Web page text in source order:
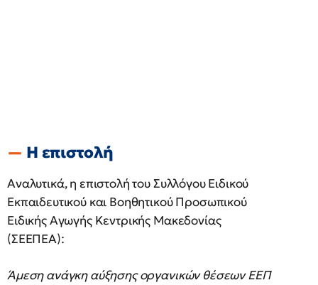
Η επιστολή
Αναλυτικά, η επιστολή του Συλλόγου Ειδικού
Εκπαιδευτικού και Βοηθητικού Προσωπικού
Ειδικής Αγωγής Κεντρικής Μακεδονίας
(ΣΕΕΠΕΑ):
Άμεση ανάγκη αύξησης οργανικών θέσεων ΕΕΠ